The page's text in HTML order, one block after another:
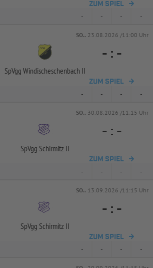
ZUM SPIEL
- - - -
SO.. 23.08.2026 /11:00 Uhr
SpVgg Windischeschenbach II
- : -
ZUM SPIEL
- - - -
SO.. 30.08.2026 /11:15 Uhr
SpVgg Schirmitz II
- : -
ZUM SPIEL
- - - -
SO.. 13.09.2026 /11:15 Uhr
SpVgg Schirmitz II
- : -
ZUM SPIEL
- - - -